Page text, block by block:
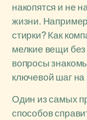
накопятся и не
жизни.
стирки? Как
мелкие вещи
вопросы
ключевой шаг
Один из самых
способов